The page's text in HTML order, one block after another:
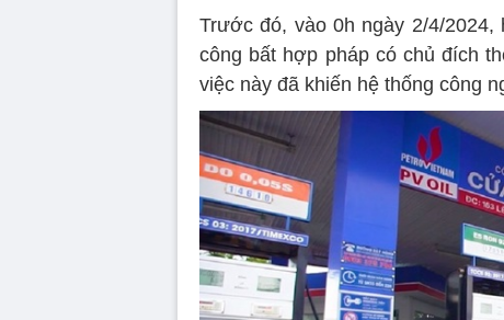
Trước đó, vào 0h ngày 2/4/
công bất hợp pháp có chủ đích
việc này đã khiến hệ thống công